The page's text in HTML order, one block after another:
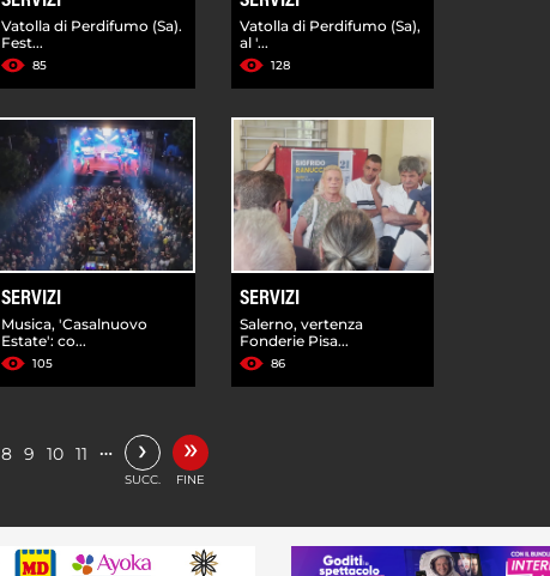
Vatolla di Perdifumo (Sa).
Fest...
85
Vatolla di Perdifumo (Sa),
al '...
128
SERVIZI
Musica, 'Casalnuovo
Estate': co...
105
SERVIZI
Salerno, vertenza
Fonderie Pisa...
86
8 9 10 11 … ›
SUCC.
»
FINE